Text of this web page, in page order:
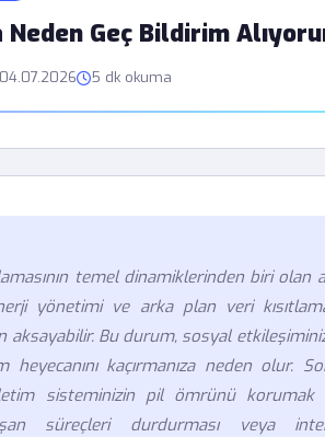
Neden Geç Bildirim
04.07.2026 5 dk okuma
temel dinamiklerinden biri olan
yönetimi ve arka plan veri
aksayabilir. Bu durum, sosyal
heyecanını kaçırmanıza neden olur.
sisteminizin pil ömrünü korumak
süreçleri durdurması veya